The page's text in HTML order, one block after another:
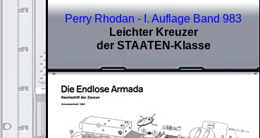
Perry Rhodan - I. Auflage Band 983
Leichter Kreuzer
der STAATEN-Klasse